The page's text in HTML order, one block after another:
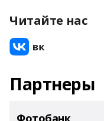
Читайте нас
Партнеры
Фотобанк